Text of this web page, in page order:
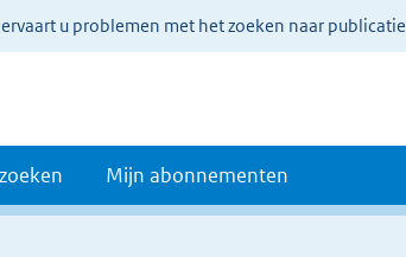
u problemen met het zoeken naar
Mijn abonnementen